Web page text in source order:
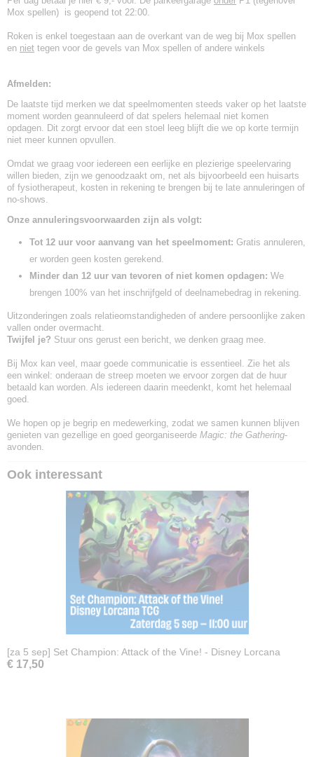
Mox spellen) is geopend tot 22:00.
Roken is enkel toegestaan aan de overkant van de weg bij Mox spellen
en niet tegen voor de gevels van Mox spellen of andere winkels
Afmelden:
De laatste tijd merken we dat speelmomenten steeds vaker op het laatste
moment worden geannuleerd of dat spelers helemaal niet komen
opdagen. Dit zorgt ervoor dat een stoel leeg blijft die we op korte termijn
niet meer kunnen opvullen.
Omdat we graag voor iedereen een eerlijke en plezierige speelervaring
willen bieden, zijn we genoodzaakt om, net als bijvoorbeeld een huisarts
of fysiotherapeut, kosten in rekening te brengen bij te late annuleringen of
no-shows.
Onze annuleringsvoorwaarden zijn als volgt:
Tot 12 uur voor aanvang van het speelmoment: Gratis annuleren,
er worden geen kosten gerekend.
Minder dan 12 uur van tevoren of niet komen opdagen: We
brengen 100% van het inschrijfgeld of deelnamebedrag in rekening.
Uitzonderingen zoals relatieomstandigheden of andere persoonlijke zaken
vallen onder overmacht.
Twijfel je? Stuur ons gerust een bericht, we denken graag mee.
Bij Mox kan veel, maar goede communicatie is essentieel. Zie het als
een winkel: onderaan de streep moeten we ervoor zorgen dat de huur
betaald kan worden. Als iedereen daarin meedenkt, komt het helemaal
goed.
We hopen op je begrip en medewerking, zodat we samen kunnen blijven
genieten van gezellige en goed georganiseerde Magic: the Gathering-
avonden.
Ook interessant
[za 5 sep] Set Champion: Attack of the Vine! - Disney Lorcana
€ 17,50